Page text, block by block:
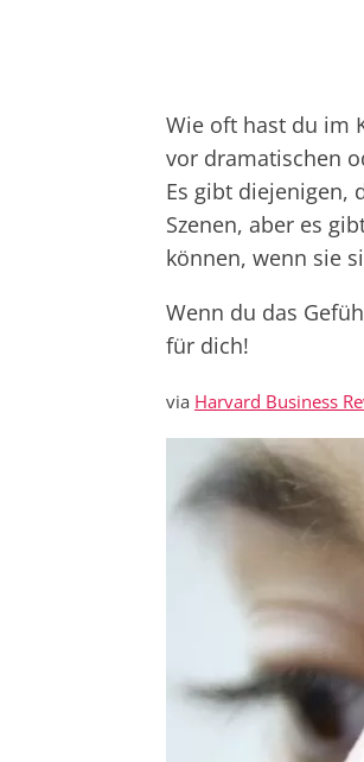
Wie oft hast du im
vor dramatischen
Es gibt diejenigen,
Szenen, aber es
können, wenn sie
Wenn du das
für dich!
via Harvard Business